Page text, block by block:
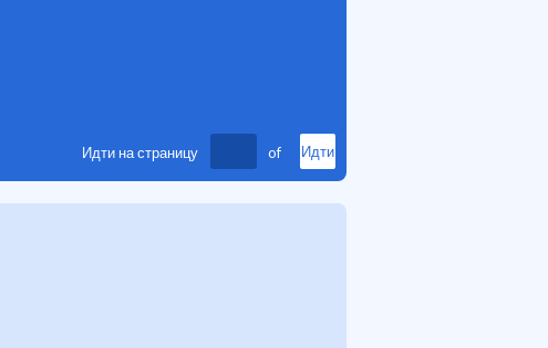
Идти на страницу of Идти